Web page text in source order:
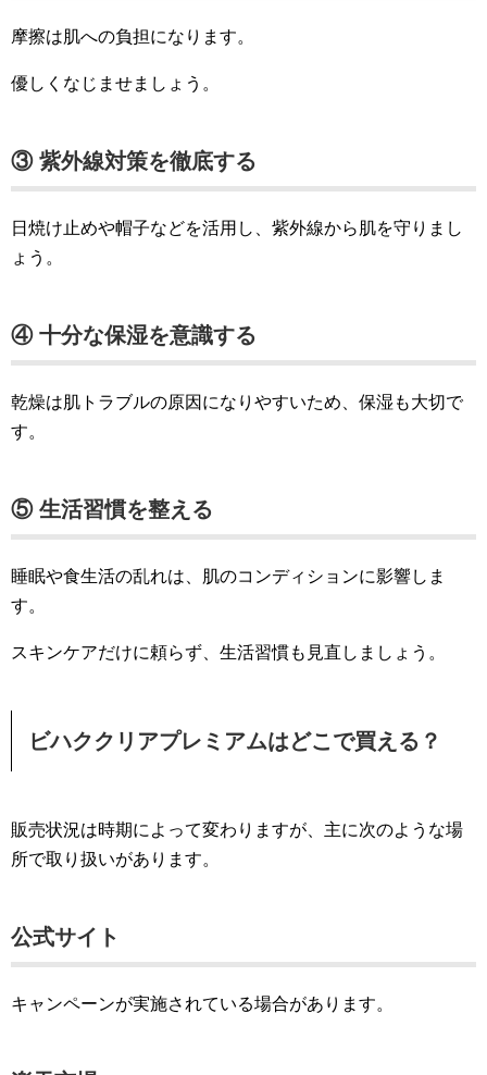
摩擦は肌への負担になります。
優しくなじませましょう。
③ 紫外線対策を徹底する
日焼け止めや帽子などを活用し、紫外線から肌を守りまし
ょう。
④ 十分な保湿を意識する
乾燥は肌トラブルの原因になりやすいため、保湿も大切で
す。
⑤ 生活習慣を整える
睡眠や食生活の乱れは、肌のコンディションに影響しま
す。
スキンケアだけに頼らず、生活習慣も見直しましょう。
ビハククリアプレミアムはどこで買える？
販売状況は時期によって変わりますが、主に次のような場
所で取り扱いがあります。
公式サイト
キャンペーンが実施されている場合があります。